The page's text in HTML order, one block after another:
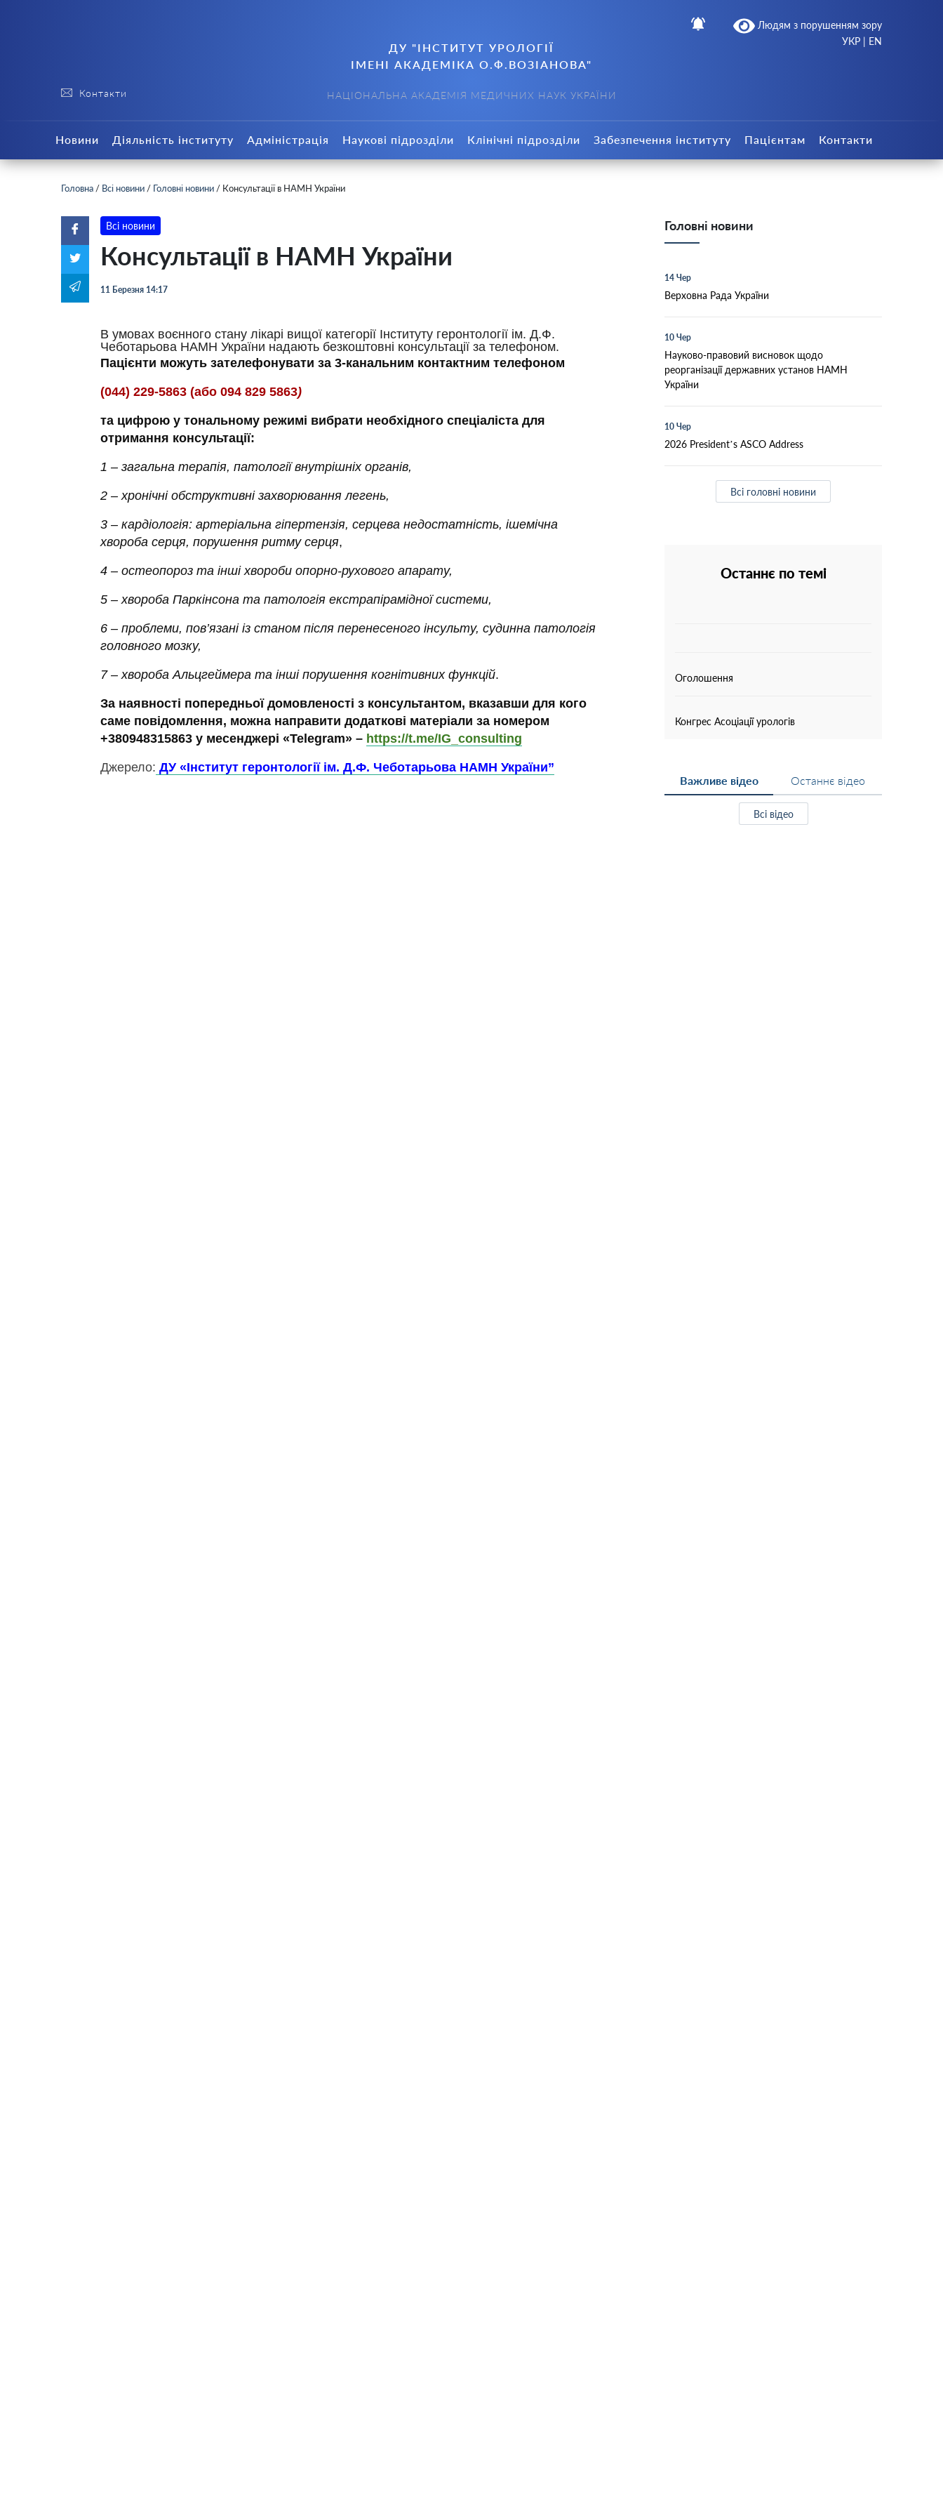
Людям з порушенням зору
Контакти
ДУ "ІНСТИТУТ УРОЛОГІЇ
ІМЕНІ АКАДЕМІКА О.Ф.ВОЗІАНОВА"
НАЦІОНАЛЬНА АКАДЕМІЯ МЕДИЧНИХ НАУК УКРАЇНИ
УКР | EN
Новини Діяльність інституту Адміністрація Наукові підрозділи Клінічні підрозділи Забезпечення інституту Пацієнтам Контакти
Головна / Всі новини / Головні новини / Консультації в НАМН України
Всі новини
Консультації в НАМН України
11 Березня 14:17
В умовах воєнного стану лікарі вищої категорії Інституту геронтології ім. Д.Ф.
Чеботарьова НАМН України надають безкоштовні консультації за телефоном.
Пацієнти можуть зателефонувати за 3-канальним контактним телефоном
(044) 229-5863 (або 094 829 5863)
та цифрою у тональному режимі вибрати необхідного спеціаліста для
отримання консультації:
1 – загальна терапія, патології внутрішніх органів,
2 – хронічні обструктивні захворювання легень,
3 – кардіологія: артеріальна гіпертензія, серцева недостатність, ішемічна
хвороба серця, порушення ритму серця,
4 – остеопороз та інші хвороби опорно-рухового апарату,
5 – хвороба Паркінсона та патологія екстрапірамідної системи,
6 – проблеми, пов’язані із станом після перенесеного інсульту, судинна патологія
головного мозку,
7 – хвороба Альцгеймера та інші порушення когнітивних функцій.
За наявності попередньої домовленості з консультантом, вказавши для кого
саме повідомлення, можна направити додаткові матеріали за номером
+380948315863 у месенджері «Telegram» – https://t.me/IG_consulting
Джерело: ДУ «Інститут геронтології ім. Д.Ф. Чеботарьова НАМН України”
Головні новини
14 Чер
Верховна Рада України
10 Чер
Науково-правовий висновок щодо
реорганізації державних установ НАМН
України
10 Чер
2026 President’s ASCO Address
Всі головні новини
Останнє по темі
Оголошення
Конгрес Асоціації урологів
Важливе відео Останнє відео
Всі відео